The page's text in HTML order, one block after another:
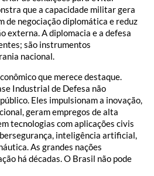
que a capacidade militar gera
de negociação diplomática e reduz
externa. A diplomacia e a defesa
são instrumentos
nacional.
que merece destaque.
Industrial de Defesa não
Eles impulsionam a inovação,
geram empregos de alta
tecnologias com aplicações civis
inteligência artificial,
As grandes nações
há décadas. O Brasil não pode